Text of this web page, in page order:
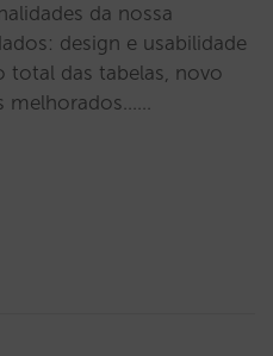
da nossa
design e usabilidade
total das tabelas, novo
melhorados...…